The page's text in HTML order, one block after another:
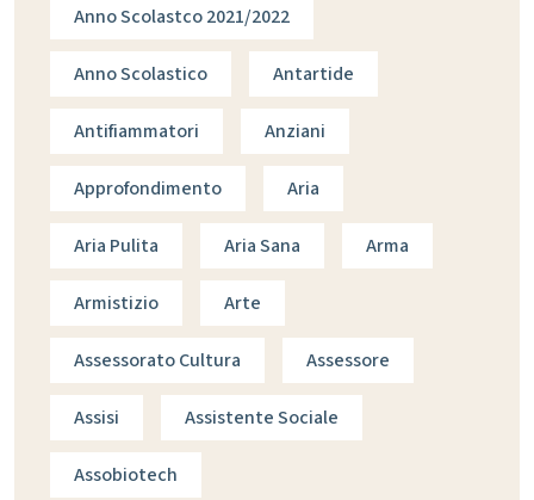
Anno Scolastco 2021/2022
Anno Scolastico Antartide
Antifiammatori Anziani
Approfondimento Aria
Aria Pulita Aria Sana Arma
Armistizio Arte
Assessorato Cultura Assessore
Assisi Assistente Sociale
Assobiotech